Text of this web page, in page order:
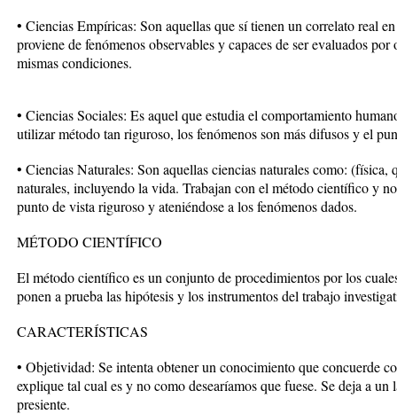
• Ciencias Empíricas: Son aquellas que sí tienen un correlato real
proviene de fenómenos observables y capaces de ser evaluados
mismas condiciones.
• Ciencias Sociales: Es aquel que estudia el comportamiento
utilizar método tan riguroso, los fenómenos son más difusos y el
• Ciencias Naturales: Son aquellas ciencias naturales como:
naturales, incluyendo la vida. Trabajan con el método científico y
punto de vista riguroso y ateniéndose a los fenómenos dados.
MÉTODO CIENTÍFICO
El método científico es un conjunto de procedimientos por los
ponen a prueba las hipótesis y los instrumentos del trabajo
CARACTERÍSTICAS
• Objetividad: Se intenta obtener un conocimiento que concuerde
explique tal cual es y no como desearíamos que fuese. Se deja a
presiente.